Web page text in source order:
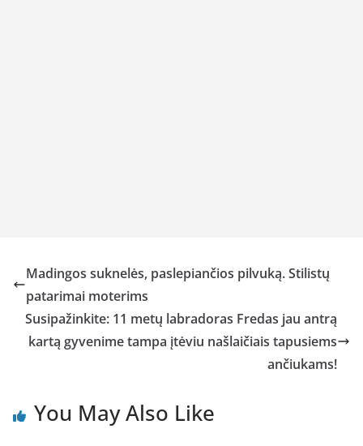
Madingos suknelės, paslepiančios pilvuką. Stilistų
patarimai moterims
Susipažinkite: 11 metų labradoras Fredas jau antrą
kartą gyvenime tampa įtėviu našlaičiais tapusiems
ančiukams!
You May Also Like